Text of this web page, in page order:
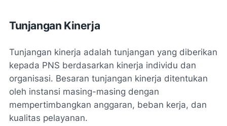
Tunjangan Kinerja
Tunjangan kinerja adalah tunjangan yang diberikan
kepada PNS berdasarkan kinerja individu dan
organisasi. Besaran tunjangan kinerja ditentukan
oleh instansi masing-masing dengan
mempertimbangkan anggaran, beban kerja, dan
kualitas pelayanan.